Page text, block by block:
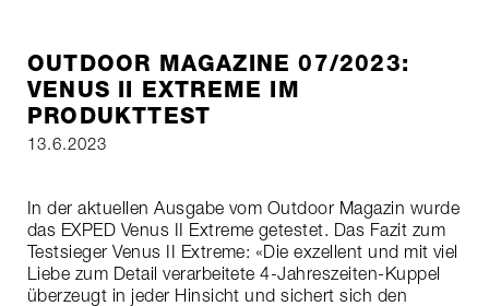
OUTDOOR MAGAZINE 07/2023:
VENUS II EXTREME IM
PRODUKTTEST
13.6.2023
In der aktuellen Ausgabe vom Outdoor Magazin wurde
das EXPED Venus II Extreme getestet. Das Fazit zum
Testsieger Venus II Extreme: «Die exzellent und mit viel
Liebe zum Detail verarbeitete 4-Jahreszeiten-Kuppel
überzeugt in jeder Hinsicht und sichert sich den